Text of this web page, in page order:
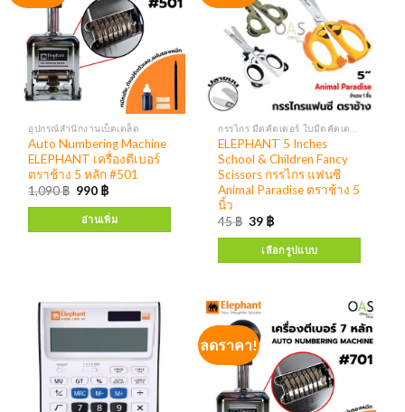
อุปกรณ์สำนักงานเบ็ดเตล็ด
Auto Numbering Machine
ELEPHANT เครื่องตีเบอร์
ตราช้าง 5 หลัก #501
1,090฿ 990 ฿
อ่านเพิ่ม
ลดราคา!
ELEPHANT 5 Inches
School & Children Fancy
Scissors กรรไกร แฟนซี
Animal Paradise ตราช้าง 5
นิ้ว
45฿ 39 ฿
เลือกรูปแบบ